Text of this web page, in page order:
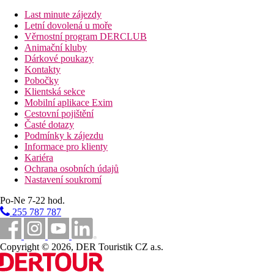
14 km
Vzdálenost od nejbližšího letiště
Fotogalerie
Last minute zájezdy
Letní dovolená u moře
Věrnostní program DERCLUB
Animační kluby
Dárkové poukazy
Kontakty
Pobočky
Klientská sekce
Mobilní aplikace Exim
Cestovní pojištění
Časté dotazy
Podmínky k zájezdu
Informace pro klienty
Kariéra
Ochrana osobních údajů
Nastavení soukromí
Po-Ne 7-22 hod.
255 787 787
Copyright © 2026, DER Touristik CZ a.s.